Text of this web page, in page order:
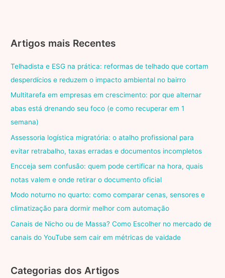
Artigos mais Recentes
Telhadista e ESG na prática: reformas de telhado que cortam
desperdícios e reduzem o impacto ambiental no bairro
Multitarefa em empresas em crescimento: por que alternar
abas está drenando seu foco (e como recuperar em 1
semana)
Assessoria logística migratória: o atalho profissional para
evitar retrabalho, taxas erradas e documentos incompletos
Encceja sem confusão: quem pode certificar na hora, quais
notas valem e onde retirar o documento oficial
Modo noturno no quarto: como comparar cenas, sensores e
climatização para dormir melhor com automação
Canais de Nicho ou de Massa? Como Escolher no mercado de
canais do YouTube sem cair em métricas de vaidade
Categorias dos Artigos